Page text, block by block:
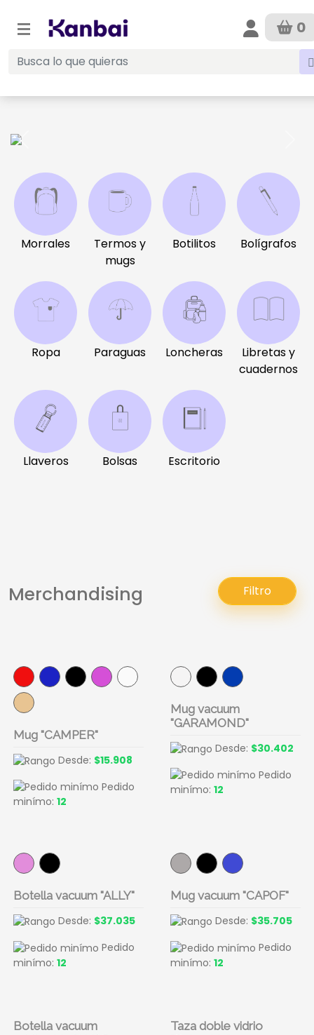
0
Morrales
Termos y
mugs
Botilitos Bolígrafos
Ropa Paraguas Loncheras
Libretas y
cuadernos
Llaveros Bolsas Escritorio
Merchandising Filtro
Mug "CAMPER"
Desde: $15.908
Pedido
minímo: 12
Mug vacuum
"GARAMOND"
Desde: $30.402
Pedido
minímo: 12
Botella vacuum "ALLY"
Desde: $37.035
Pedido
minímo: 12
Mug vacuum "CAPOF"
Desde: $35.705
Pedido
minímo: 12
Botella vacuum
Taza doble vidrio